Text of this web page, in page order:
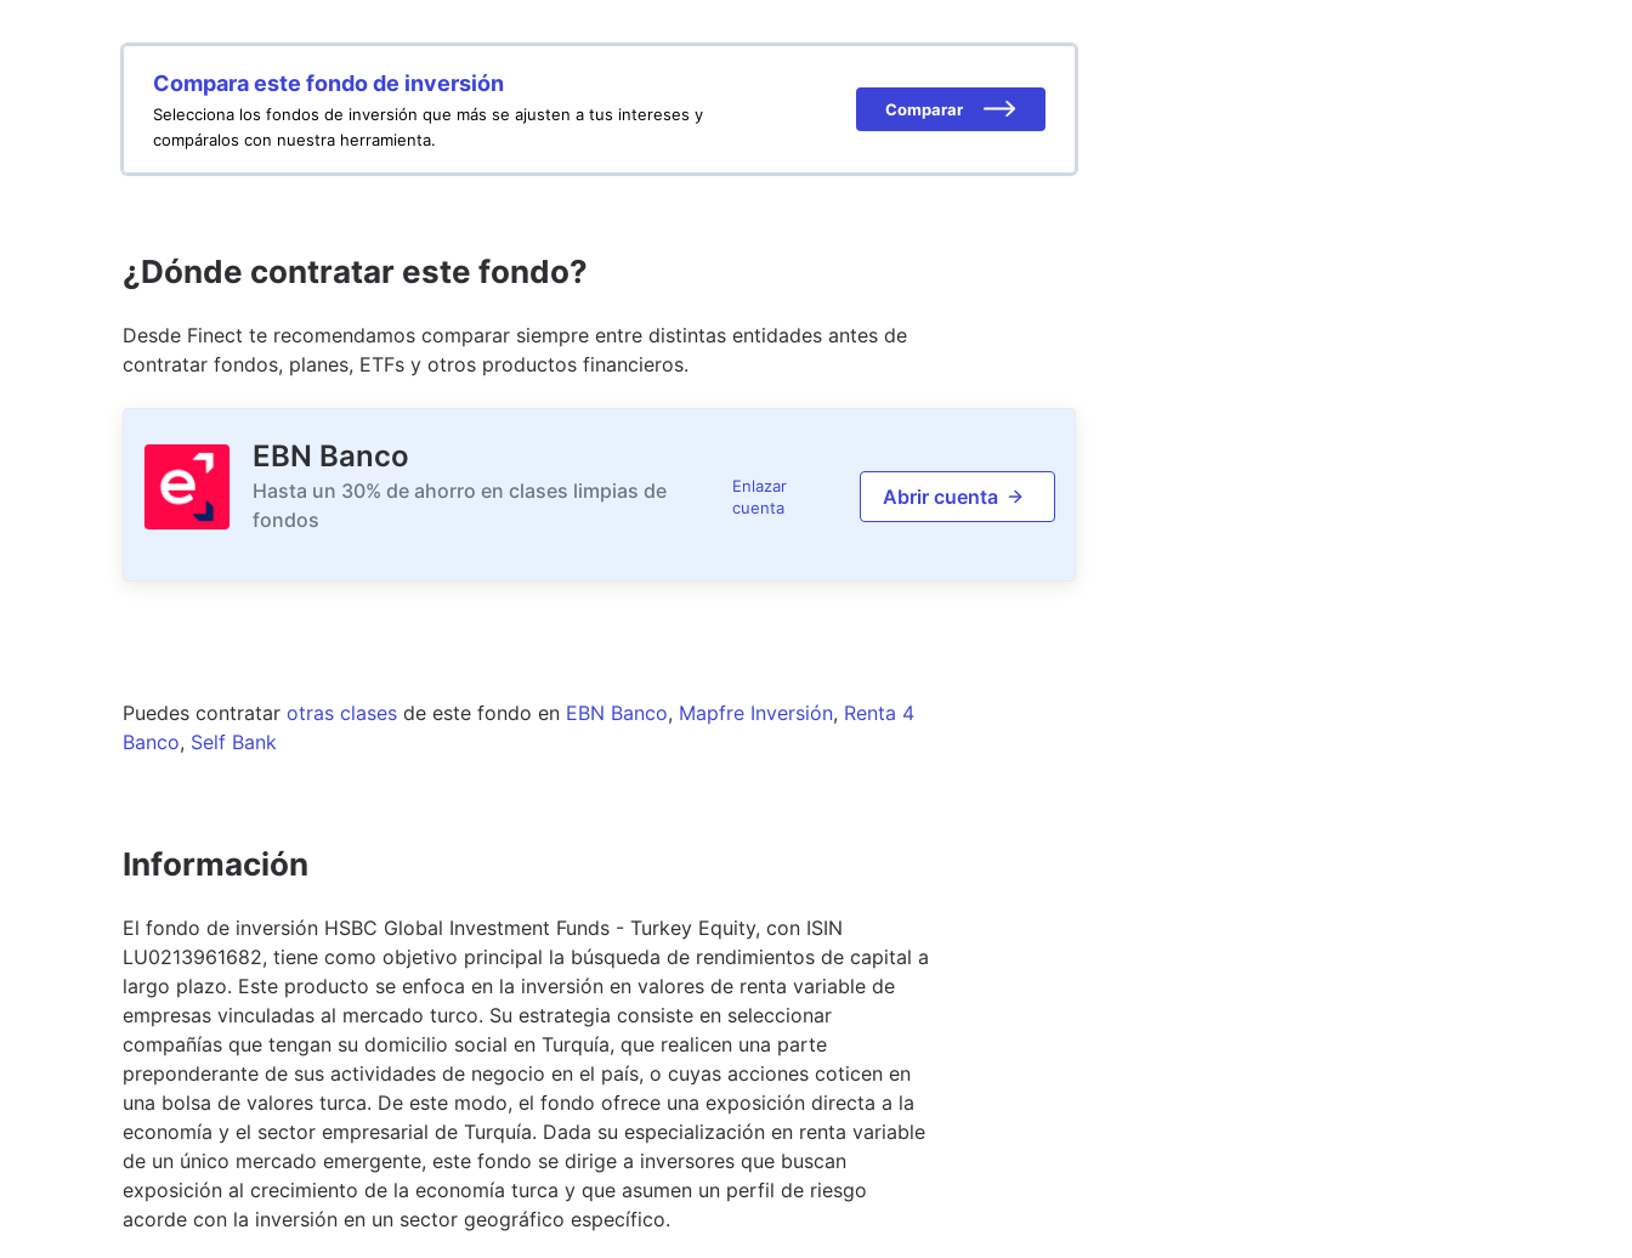
Compara este fondo de inversión
Selecciona los fondos de inversión que más se ajusten a tus intereses y
compáralos con nuestra herramienta.
Comparar
¿Dónde contratar este fondo?
Desde Finect te recomendamos comparar siempre entre distintas entidades antes de
contratar fondos, planes, ETFs y otros productos financieros.
EBN Banco
Hasta un 30% de ahorro en clases limpias de
fondos
Enlazar
cuenta
Abrir cuenta
Puedes contratar otras clases de este fondo en EBN Banco, Mapfre Inversión, Renta 4
Banco, Self Bank
Información
El fondo de inversión HSBC Global Investment Funds - Turkey Equity, con ISIN
LU0213961682, tiene como objetivo principal la búsqueda de rendimientos de capital a
largo plazo. Este producto se enfoca en la inversión en valores de renta variable de
empresas vinculadas al mercado turco. Su estrategia consiste en seleccionar
compañías que tengan su domicilio social en Turquía, que realicen una parte
preponderante de sus actividades de negocio en el país, o cuyas acciones coticen en
una bolsa de valores turca. De este modo, el fondo ofrece una exposición directa a la
economía y el sector empresarial de Turquía. Dada su especialización en renta variable
de un único mercado emergente, este fondo se dirige a inversores que buscan
exposición al crecimiento de la economía turca y que asumen un perfil de riesgo
acorde con la inversión en un sector geográfico específico.